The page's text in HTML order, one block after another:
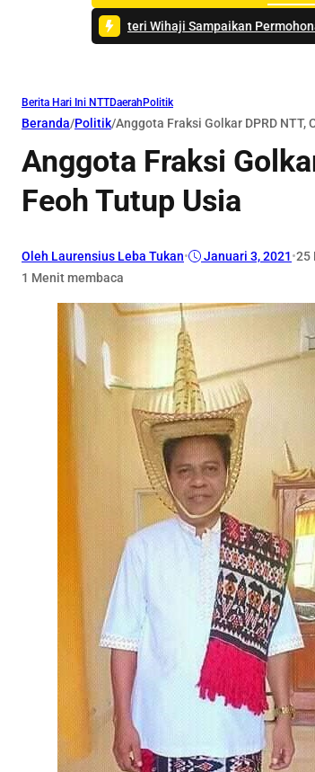
Sampaikan Permohonan Maaf sambil Bersila
Berita Hari Ini NTTDaerah Politik
Beranda/Politik/Anggota Fraksi Golkar DPRD NTT,
Anggota Fraksi
Feoh Tutup Usia
Oleh Laurensius Leba Tukan• Januari 3, 2021•25
1 Menit membaca